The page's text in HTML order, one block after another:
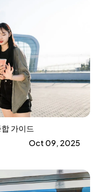
가이드
Oct 09, 2025